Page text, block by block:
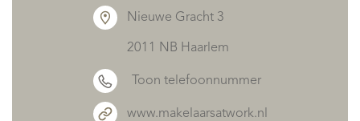
Nieuwe Gracht 3
2011 NB Haarlem
Toon telefoonnummer
www.makelaarsatwork.nl